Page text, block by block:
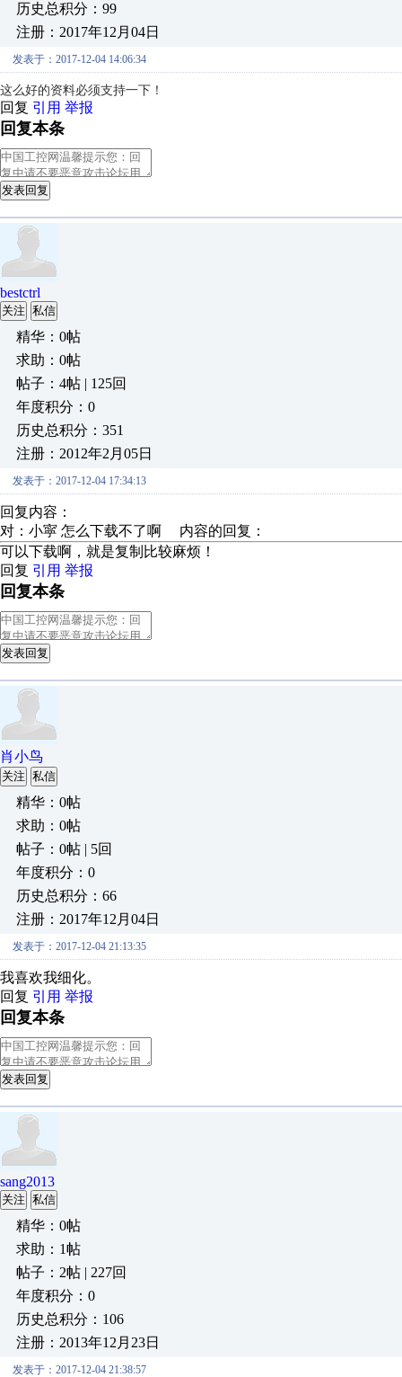
历史总积分：99
注册：2017年12月04日
发表于：2017-12-04 14:06:34
这么好的资料必须支持一下！
回复 引用 举报
回复本条
发表回复
bestctrl
关注 私信
精华：0帖
求助：0帖
帖子：4帖 | 125回
年度积分：0
历史总积分：351
注册：2012年2月05日
发表于：2017-12-04 17:34:13
回复内容：
对：小寜 怎么下载不了啊 内容的回复：
可以下载啊，就是复制比较麻烦！
回复 引用 举报
回复本条
发表回复
肖小鸟
关注 私信
精华：0帖
求助：0帖
帖子：0帖 | 5回
年度积分：0
历史总积分：66
注册：2017年12月04日
发表于：2017-12-04 21:13:35
我喜欢我细化。
回复 引用 举报
回复本条
发表回复
sang2013
关注 私信
精华：0帖
求助：1帖
帖子：2帖 | 227回
年度积分：0
历史总积分：106
注册：2013年12月23日
发表于：2017-12-04 21:38:57